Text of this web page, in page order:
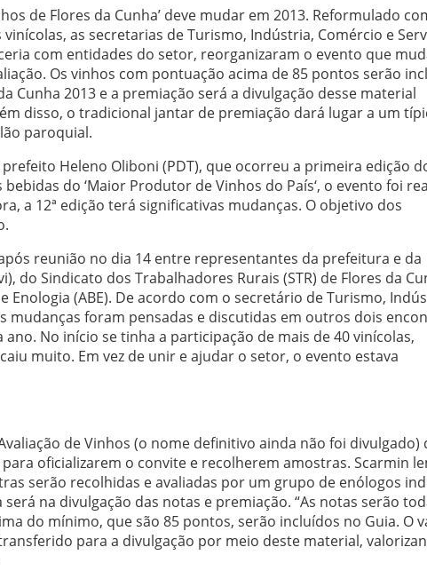
de Flores da Cunha’ deve mudar em 2013. Reformulado
as secretarias de Turismo, Indústria, Comércio e
com entidades do setor, reorganizaram o evento que
Os vinhos com pontuação acima de 85 pontos serão
Cunha 2013 e a premiação será a divulgação desse material
disso, o tradicional jantar de premiação dará lugar a um
paroquial.
Heleno Oliboni (PDT), que ocorreu a primeira edição
do ‘Maior Produtor de Vinhos do País‘, o evento foi
a 12ª edição terá significativas mudanças. O objetivo dos
reunião no dia 14 entre representantes da prefeitura e da
do Sindicato dos Trabalhadores Rurais (STR) de Flores da
Enologia (ABE). De acordo com o secretário de Turismo,
mudanças foram pensadas e discutidas em outros dois
No início se tinha a participação de mais de 40 vinícolas,
muito. Em vez de unir e ajudar o setor, o evento estava
de Vinhos (o nome definitivo ainda não foi divulgado)
oficializarem o convite e recolherem amostras. Scarmin
serão recolhidas e avaliadas por um grupo de enólogos
na divulgação das notas e premiação. “As notas serão
do mínimo, que são 85 pontos, serão incluídos no Guia. O
para a divulgação por meio deste material,